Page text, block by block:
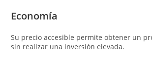
Economía
Su precio accesible permite obtener un
sin realizar una inversión elevada.